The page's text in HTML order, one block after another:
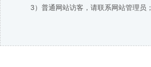
3）普通网站访客，请联系网站管理员；